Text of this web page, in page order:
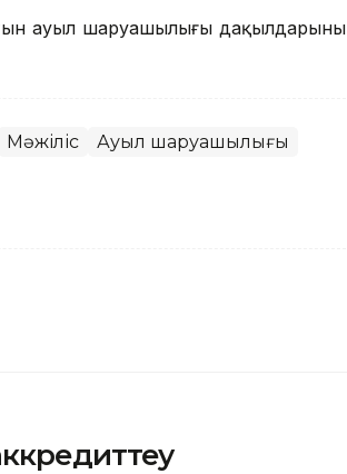
ауыл шаруашылығы дақылдарының
Мәжіліс Ауыл шаруашылығы